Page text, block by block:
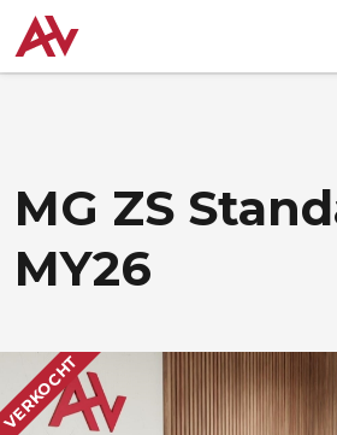
MG ZS
MY26
VERKOCHT